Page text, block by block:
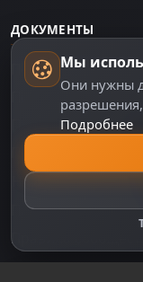
ДОКУМЕНТЫ
Политика
Правила оплаты
Настройки cookie
Правообладателям
Правила
Мы
Они нужны
Подробнее